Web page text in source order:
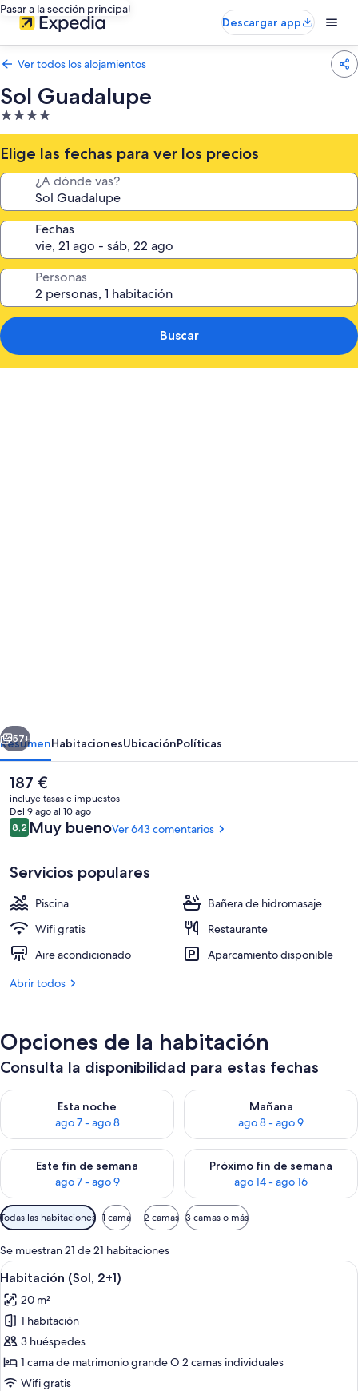
Pasar a la sección principal
Descargar app
Ver todos los alojamientos
Sol Guadalupe
Alojamiento
de
4.0 estrellas
Elige las fechas para ver los precios
¿A dónde vas?
Fechas
Personas
Buscar
Minibar, caja fuerte, cortinas opacas
Siguiente
57+
ResumenHabitacionesUbicaciónPolíticas
El
precio
actual
es
de
187 €
incluye tasas e impuestos
Del 9 ago al 10 ago
Comentarios
8,28,2 de 10
Muy buenoVer 643 comentarios
Servicios populares
Piscina
Bañera de hidromasaje
Wifi gratis
Restaurante
Aire acondicionado
Aparcamiento disponible
Abrir todos
Opciones de la habitación
Consulta la disponibilidad para estas fechas
Esta noche
ago 7 - ago 8
Consulta la disponibilidad para esta noche, ago 7 - ago 8
Mañana
ago 8 - ago 9
Consulta la disponibilidad
Este fin de semana
ago 7 - ago 9
Consulta la disponibilidad para este fin de semana, ago 7 -
Próximo fin de semana
ago 14 - ago 16
Consulta la disponibilidad
Filtros
disponibles
para
las
habitaciones
Todas las habitaciones 1 cama 2 camas 3 camas o más
Se muestran 21 de 21 habitaciones
Abrir
todas
las
fotos
de
Habitación
(Sol,
Habitación de hotel con una cama
6
Habitación (Sol, 2+1)
20 m²
1 habitación
3 huéspedes
1 cama de matrimonio grande O 2 camas individuales
Wifi gratis